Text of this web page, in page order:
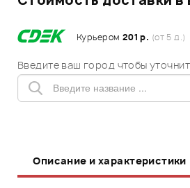
Курьером 201 р. (от 5 д.)
Введите ваш город чтобы
Описание и характеристики